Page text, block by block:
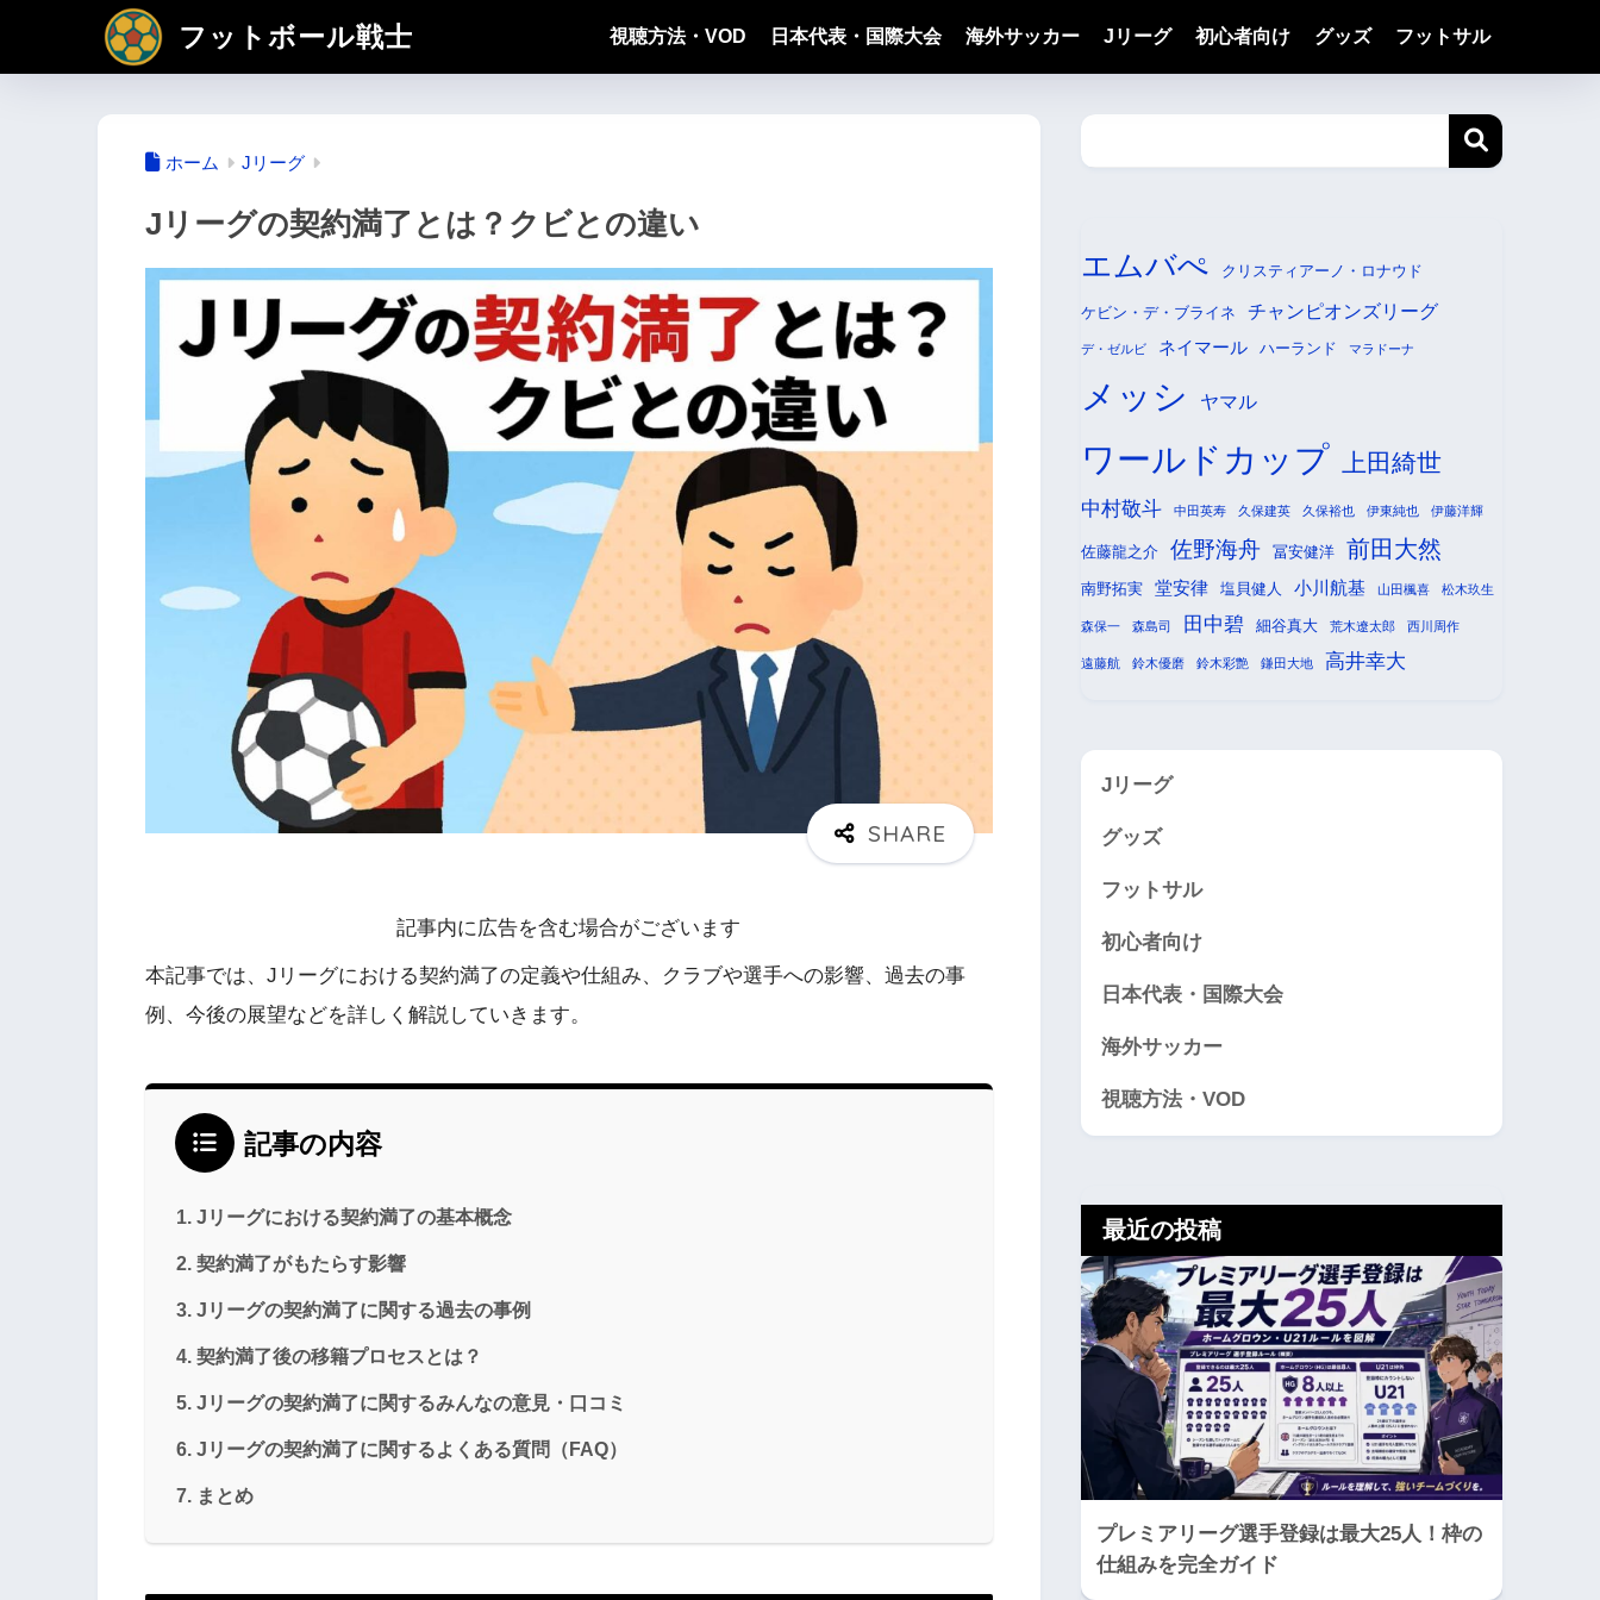
フットボール戦士 視聴方法・VOD 日本代表・国際大会 海外サッカー Jリーグ 初心者向け グッズ フットサル
ホーム Jリーグ
Jリーグの契約満了とは？クビとの違い
記事内に広告を含む場合がございます
本記事では、Jリーグにおける契約満了の定義や仕組み、クラブや選手への影響、過去の事
例、今後の展望などを詳しく解説していきます。
記事の内容
Jリーグにおける契約満了の基本概念
契約満了がもたらす影響
Jリーグの契約満了に関する過去の事例
契約満了後の移籍プロセスとは？
Jリーグの契約満了に関するみんなの意見・口コミ
Jリーグの契約満了に関するよくある質問（FAQ）
まとめ
エムバぺ クリスティアーノ・ロナウド
ケビン・デ・ブライネ チャンピオンズリーグ
デ・ゼルビ ネイマール ハーランド マラドーナ
メッシ ヤマル
ワールドカップ 上田綺世
中村敬斗 中田英寿 久保建英 久保裕也 伊東純也 伊藤洋輝
佐藤龍之介 佐野海舟 冨安健洋 前田大然
南野拓実 堂安律 塩貝健人 小川航基 山田楓喜 松木玖生
森保一 森島司 田中碧 細谷真大 荒木遼太郎 西川周作
遠藤航 鈴木優磨 鈴木彩艶 鎌田大地 高井幸大
Jリーグ
グッズ
フットサル
初心者向け
日本代表・国際大会
海外サッカー
視聴方法・VOD
最近の投稿
プレミアリーグ選手登録は最大25人！枠の
仕組みを完全ガイド